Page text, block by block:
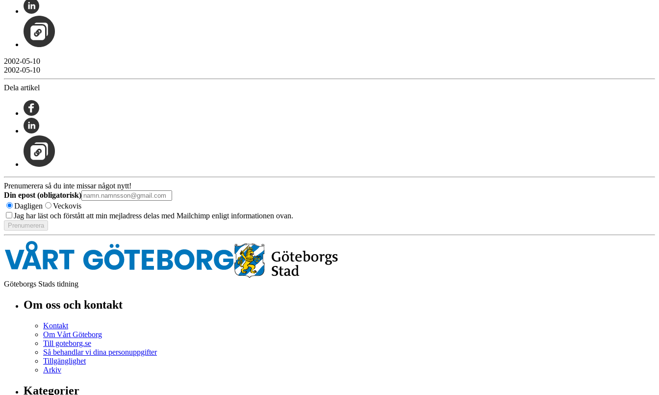
2002-05-10
2002-05-10
Dela artikel
Prenumerera så du inte missar något nytt!
Din epost (obligatorisk)
Dagligen
Veckovis
Jag har läst och förstått att min mejladress delas med Mailchimp enligt informationen ovan.
Göteborgs Stads tidning
Om oss och kontakt
Kontakt
Om Vårt Göteborg
Till goteborg.se
Så behandlar vi dina personuppgifter
Tillgänglighet
Arkiv
Kategorier